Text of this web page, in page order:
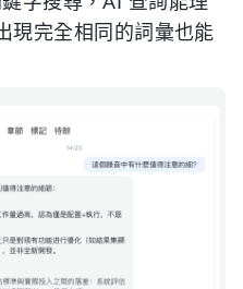
現完全相同的詞彙也能